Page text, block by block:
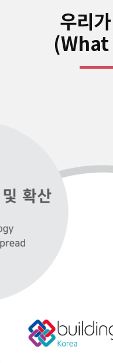
우리
(What